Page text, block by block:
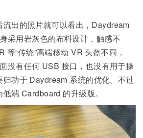
出的照片就可以看出，Daydream
采用岩灰色的布料设计，触感不
等“传统”高端移动 VR 头盔不同，
没有任何 USB 接口，也没有用于操
功于 Daydream 系统的优化。不过
端 Cardboard 的升级版。